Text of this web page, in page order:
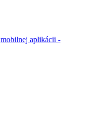
mobilnej aplikácii -